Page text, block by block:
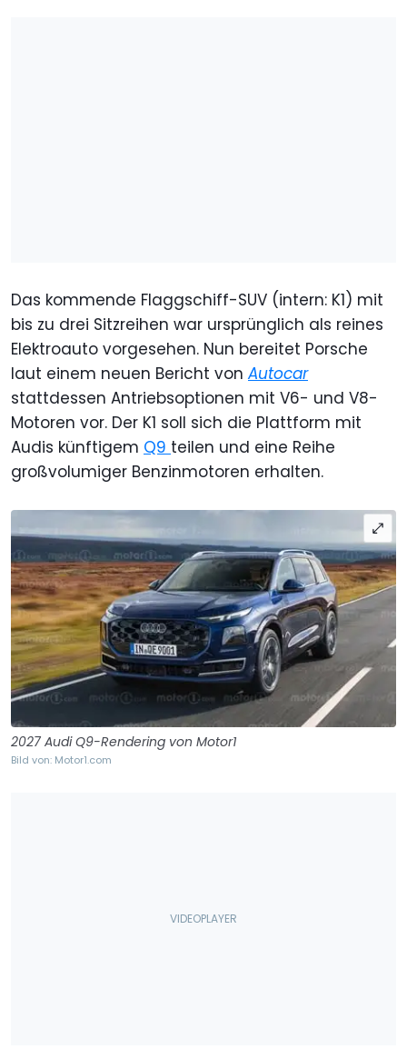
Das kommende Flaggschiff-SUV (intern: K1) mit
bis zu drei Sitzreihen war ursprünglich als reines
Elektroauto vorgesehen. Nun bereitet Porsche
laut einem neuen Bericht vonAutocar
stattdessen Antriebsoptionen mit V6- und V8-
Motoren vor. Der K1 soll sich die Plattform mit
Audis künftigem Q9 teilen und eine Reihe
großvolumiger Benzinmotoren erhalten.
2027 Audi Q9-Rendering von Motor1
Bild von: Motor1.com